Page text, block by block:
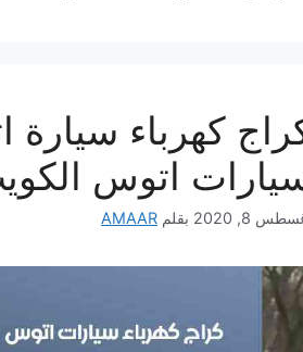
اتوس
8, 2020 بقلم AMAAR